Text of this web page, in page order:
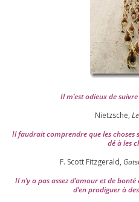
Il m’est odieux de
Nietzsche,
Il fau­drait com­prendre que les
dé à les
F. Scott Fitzgerald,
Il n’y a pas assez d’a­mour et de
d’en pro­di­guer à